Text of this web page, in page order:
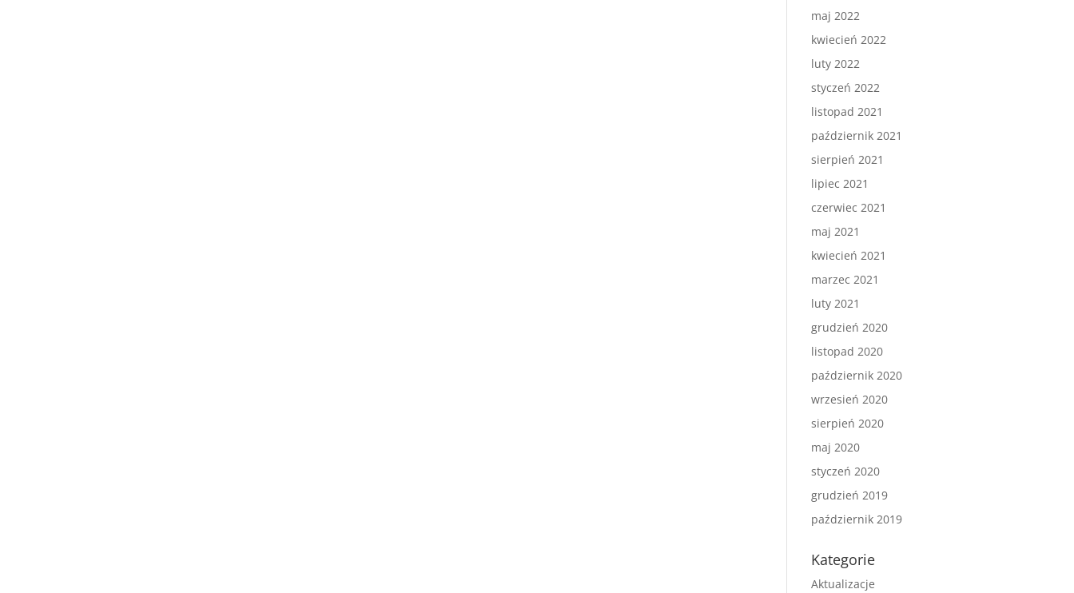
maj 2022
kwiecień 2022
luty 2022
styczeń 2022
listopad 2021
październik 2021
sierpień 2021
lipiec 2021
czerwiec 2021
maj 2021
kwiecień 2021
marzec 2021
luty 2021
grudzień 2020
listopad 2020
październik 2020
wrzesień 2020
sierpień 2020
maj 2020
styczeń 2020
grudzień 2019
październik 2019
Kategorie
Aktualizacje